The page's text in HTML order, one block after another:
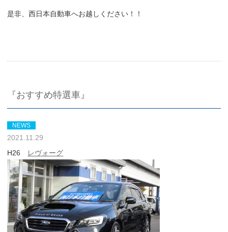
是非、西日本自動車へお越しください！！
『おすすめ特選車』
NEWS
2021.11.29
H26
レヴォーグ